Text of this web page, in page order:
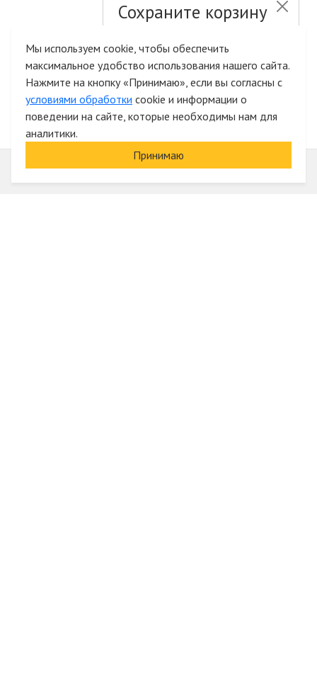
Сохраните корзину
Быстрая авторизация на сайте
Мы используем cookie, чтобы обеспечить
максимальное удобство использования нашего сайта.
Нажмите на кнопку «Принимаю», если вы согласны с
условиями обработки cookie и информации о
поведении на сайте, которые необходимы нам для
аналитики.
Принимаю